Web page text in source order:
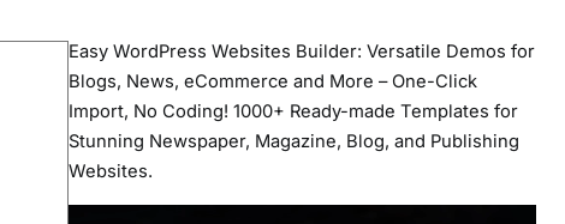
Easy WordPress Websites Builder: Versatile Demos for
Blogs, News, eCommerce and More – One-Click
Import, No Coding! 1000+ Ready-made Templates for
Stunning Newspaper, Magazine, Blog, and Publishing
Websites.